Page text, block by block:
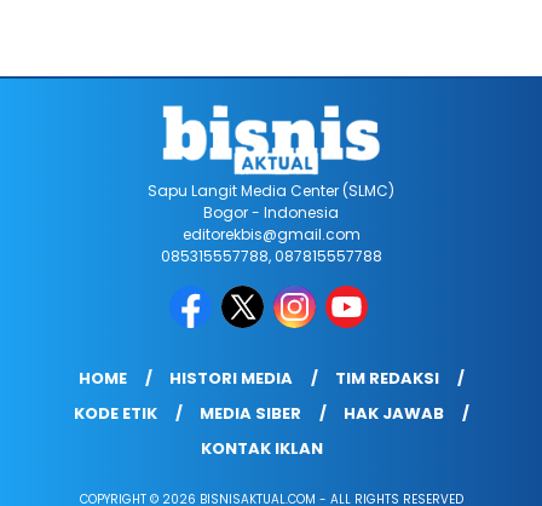
Sapu Langit Media Center (SLMC)
Bogor - Indonesia
editorekbis@gmail.com
085315557788, 087815557788
HOME HISTORI MEDIA
TIM REDAKSI
KODE ETIK
MEDIA SIBER
HAK JAWAB
KONTAK IKLAN
COPYRIGHT © 2026 BISNISAKTUAL.COM - ALL RIGHTS RESERVED